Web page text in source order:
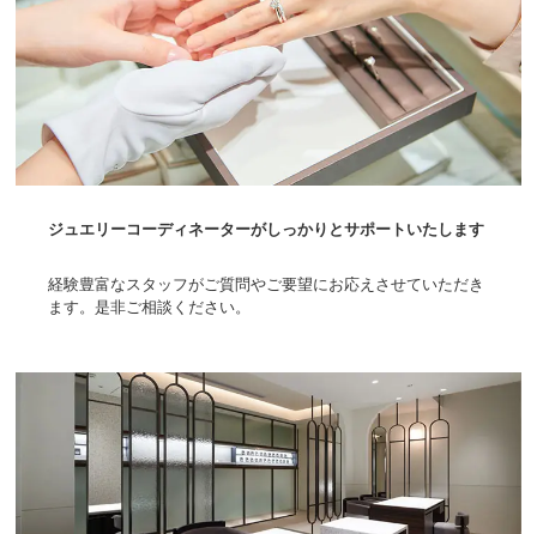
ジュエリーコーディネーターがしっかりとサポートいたします
経験豊富なスタッフがご質問やご要望にお応えさせていただき
ます。是非ご相談ください。